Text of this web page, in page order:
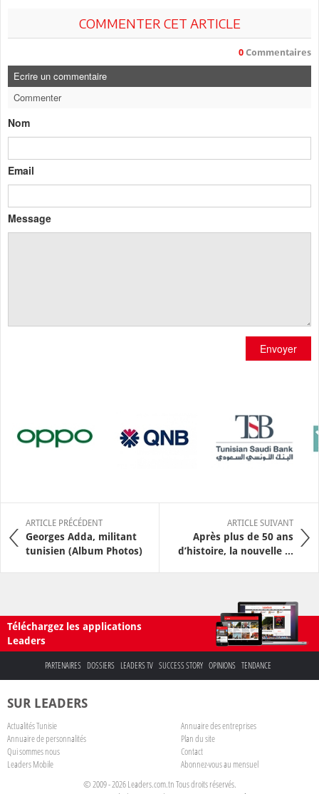
COMMENTER CET ARTICLE
0 Commentaires
Ecrire un commentaire
Commenter
Nom
Email
Message
Envoyer
ARTICLE PRÉCÉDENT
Georges Adda, militant
tunisien (Album Photos)
ARTICLE SUIVANT
Après plus de 50 ans
d’histoire, la nouvelle ...
Téléchargez les applications
Leaders
PARTENAIRES DOSSIERS LEADERS TV SUCCESS STORY OPINIONS TENDANCE
SUR LEADERS
Actualités Tunisie
Annuaire des entreprises
Annuaire de personnalités
Plan du site
Qui sommes nous
Contact
Leaders Mobile
Abonnez-vous au mensuel
© 2009 - 2026 Leaders.com.tn Tous droits réservés.